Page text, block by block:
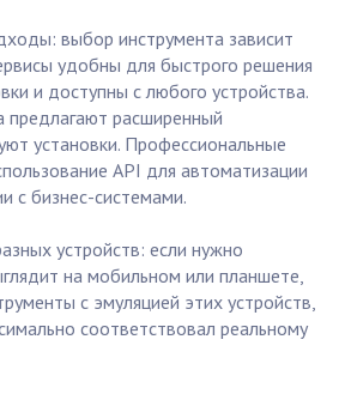
выбор инструмента зависит
удобны для быстрого решения
и доступны с любого устройства.
предлагают расширенный
установки. Профессиональные
API для автоматизации
с бизнес-системами.
устройств: если нужно
на мобильном или планшете,
с эмуляцией этих устройств,
соответствовал реальному